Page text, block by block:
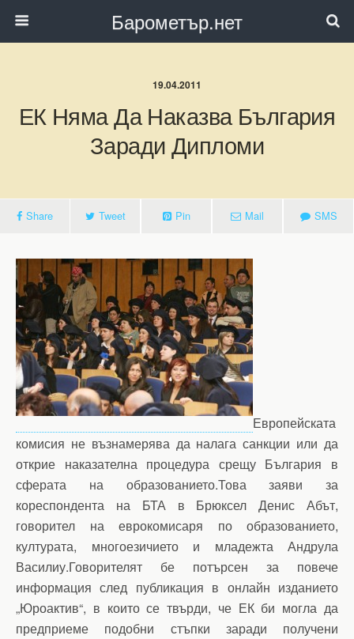
Барометър.нет
19.04.2011
ЕК Няма Да Наказва България
Заради Дипломи
Share Tweet Pin Mail SMS
Европейската
комисия не възнамерява да налага санкции или да
открие наказателна процедура срещу България в
сферата на образованието.Това заяви за
кореспондента на БТА в Брюксел Денис Абът,
говорител на еврокомисаря по образованието,
културата, многоезичието и младежта Андрула
Василиу.Говорителят бе потърсен за повече
информация след публикация в онлайн изданието
„Юроактив“, в които се твърди, че ЕК би могла да
предприеме подобни стъпки заради получени